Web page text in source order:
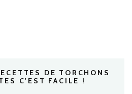
DE TORCHONS
C'EST FACILE !